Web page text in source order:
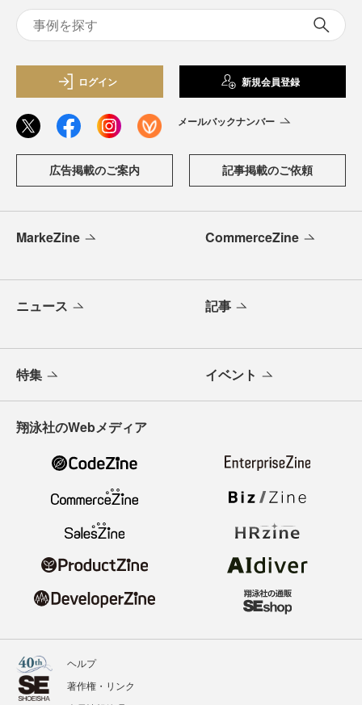
ログイン 新規会員登録
メールバックナンバー
広告掲載のご案内 記事掲載のご依頼
MarkeZine CommerceZine
ニュース 記事
特集 イベント
翔泳社のWebメディア
ヘルプ
著作権・リンク